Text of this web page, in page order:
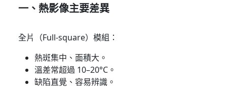
一、熱影像主要差異
全片（Full-square）模組：
熱斑集中、面積大。
溫差常超過 10–20°C。
缺陷直覺、容易辨識。